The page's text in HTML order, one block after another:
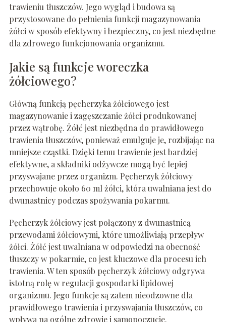
trawieniu tłuszczów. Jego wygląd i budowa są
przystosowane do pełnienia funkcji magazynowania
żółci w sposób efektywny i bezpieczny, co jest niezbędne
dla zdrowego funkcjonowania organizmu.
Jakie są funkcje woreczka
żółciowego?
Główną funkcją pęcherzyka żółciowego jest
magazynowanie i zagęszczanie żółci produkowanej
przez wątrobę. Żółć jest niezbędna do prawidłowego
trawienia tłuszczów, ponieważ emulguje je, rozbijając na
mniejsze cząstki. Dzięki temu trawienie jest bardziej
efektywne, a składniki odżywcze mogą być lepiej
przyswajane przez organizm. Pęcherzyk żółciowy
przechowuje około 60 ml żółci, która uwalniana jest do
dwunastnicy podczas spożywania pokarmu.
Pęcherzyk żółciowy jest połączony z dwunastnicą
przewodami żółciowymi, które umożliwiają przepływ
żółci. Żółć jest uwalniana w odpowiedzi na obecność
tłuszczy w pokarmie, co jest kluczowe dla procesu ich
trawienia. W ten sposób pęcherzyk żółciowy odgrywa
istotną rolę w regulacji gospodarki lipidowej
organizmu. Jego funkcje są zatem nieodzowne dla
prawidłowego trawienia i przyswajania tłuszczów, co
wpływa na ogólne zdrowie i samopoczucie.